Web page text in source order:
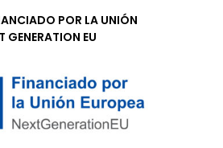
POR LA UNIÓN
GENERATION EU